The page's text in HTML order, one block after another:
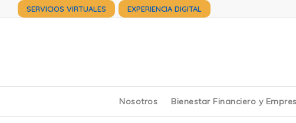
SERVICIOS VIRTUALES EXPERIENCIA DIGITAL
Nosotros Bienestar Financiero y